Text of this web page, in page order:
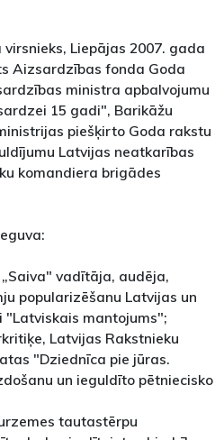
Liepājas 2007. gada
Aizsardzības fonda Goda
ministra apbalvojumu
15 gadi", Barikāžu
piešķirto Goda rakstu
Latvijas neatkarības
komandiera brigādes
vadītāja, audēja,
popularizēšanu Latvijas un
mantojums";
Latvijas Rakstnieku
"Dziednīca pie jūras.
un ieguldīto pētniecisko
tautastērpu